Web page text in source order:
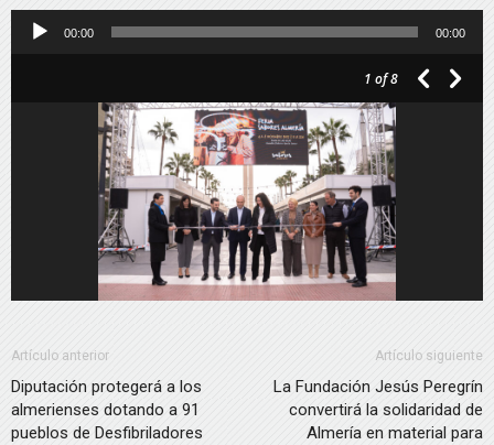
Reproductor
00:00 00:00
1 of 8
Artículo anterior
Diputación protegerá a los
almerienses dotando a 91
pueblos de Desfibriladores
Artículo siguiente
La Fundación Jesús Peregrín
convertirá la solidaridad de
Almería en material para